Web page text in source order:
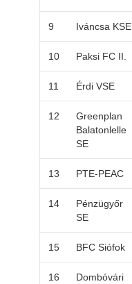
9 Iváncsa KSE
10 Paksi FC II.
11 Érdi VSE
12
Greenplan
Balatonlelle
SE
13 PTE-PEAC
14
Pénzügyőr
SE
15 BFC Siófok
16
Dombóvári